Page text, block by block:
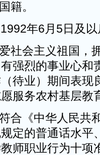
籍。
年6月5日及
社会主义祖国，
强烈的事业心和
待业）期间表现
服务农村基层教
合《中华人民共
定的普通话水平
师职业行为十项